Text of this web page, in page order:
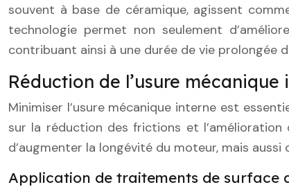
souvent à base de céramique, agissent
technologie permet non seulement
contribuant ainsi à une durée de vie prolongée
Réduction de l’usure mécanique
Minimiser l’usure mécanique interne est
sur la réduction des frictions et
d’augmenter la longévité du moteur, mais
Application de traitements de surface